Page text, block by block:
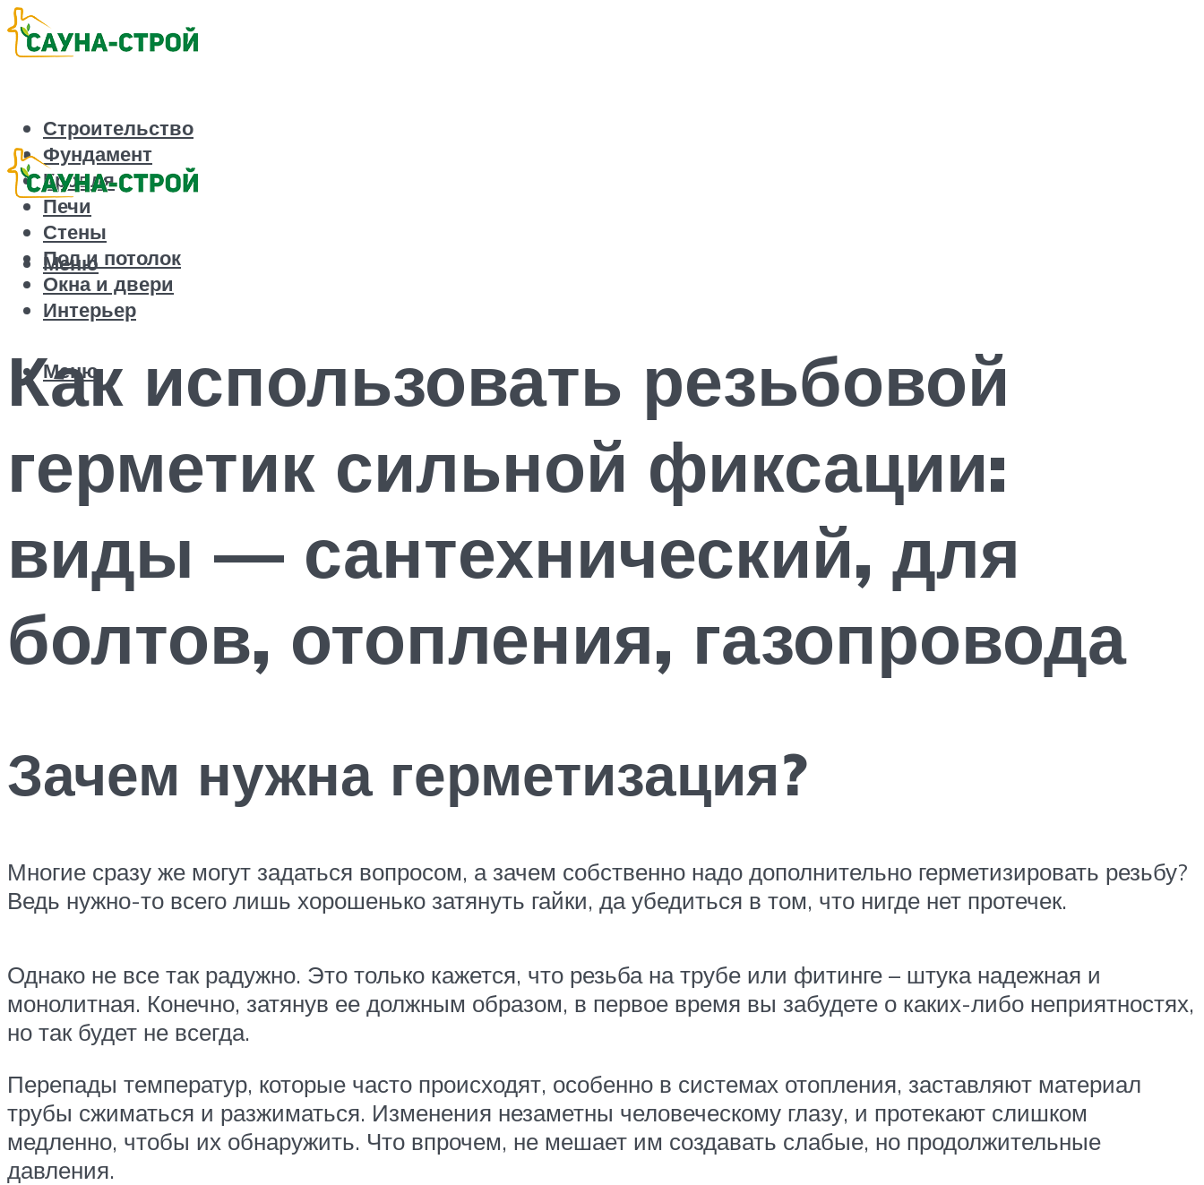
Строительство
Фундамент
Кровля
Печи
Стены
Пол и потолок
Окна и двери
Интерьер
Меню
Меню
Как использовать резьбовой
герметик сильной фиксации:
виды — сантехнический, для
болтов, отопления, газопровода
Зачем нужна герметизация?
Многие сразу же могут задаться вопросом, а зачем собственно надо дополнительно герметизировать резьбу?
Ведь нужно-то всего лишь хорошенько затянуть гайки, да убедиться в том, что нигде нет протечек.
Однако не все так радужно. Это только кажется, что резьба на трубе или фитинге – штука надежная и
монолитная. Конечно, затянув ее должным образом, в первое время вы забудете о каких-либо неприятностях,
но так будет не всегда.
Перепады температур, которые часто происходят, особенно в системах отопления, заставляют материал
трубы сжиматься и разжиматься. Изменения незаметны человеческому глазу, и протекают слишком
медленно, чтобы их обнаружить. Что впрочем, не мешает им создавать слабые, но продолжительные
давления.